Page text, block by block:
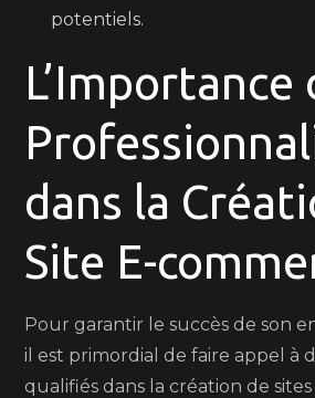
potentiels.
L’Importance
dans la
Site E-
Pour garantir le succès de son
il est primordial de faire appel à
qualifiés dans la création de